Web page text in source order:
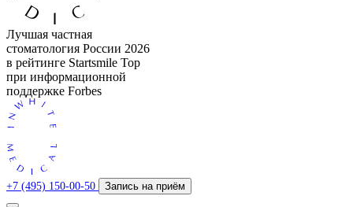
Лучшая частная
стоматология России 2026
в рейтинге Startsmile Top
при информационной
поддержке Forbes
+7 (495) 150-00-50 Запись на приём